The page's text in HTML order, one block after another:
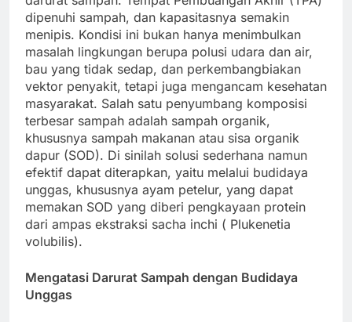
dipenuhi sampah, dan kapasitasnya semakin
menipis. Kondisi ini bukan hanya menimbulkan
masalah lingkungan berupa polusi udara dan air,
bau yang tidak sedap, dan perkembangbiakan
vektor penyakit, tetapi juga mengancam kesehatan
masyarakat. Salah satu penyumbang komposisi
terbesar sampah adalah sampah organik,
khususnya sampah makanan atau sisa organik
dapur (SOD). Di sinilah solusi sederhana namun
efektif dapat diterapkan, yaitu melalui budidaya
unggas, khususnya ayam petelur, yang dapat
memakan SOD yang diberi pengkayaan protein
dari ampas ekstraksi sacha inchi ( Plukenetia
volubilis).
Mengatasi Darurat Sampah dengan Budidaya
Unggas